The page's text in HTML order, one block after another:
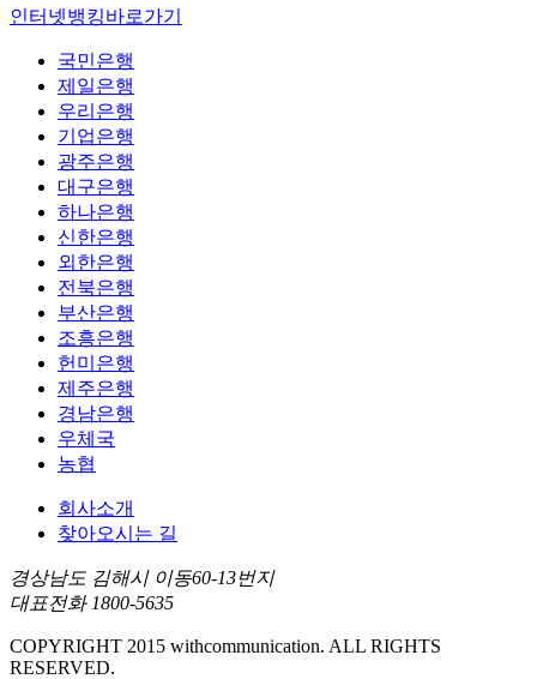
인터넷뱅킹바로가기
국민은행
제일은행
우리은행
기업은행
광주은행
대구은행
하나은행
신한은행
외한은행
전북은행
부산은행
조흥은행
헌미은행
제주은행
경남은행
우체국
농협
회사소개
찾아오시는 길
경상남도 김해시 이동60-13번지
대표전화 1800-5635
COPYRIGHT 2015 withcommunication. ALL RIGHTS
RESERVED.